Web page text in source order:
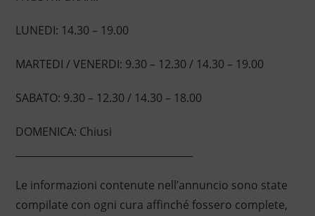
LUNEDI: 14.30 – 19.00
MARTEDI / VENERDI: 9.30 – 12.30 / 14.30 – 19.00
SABATO: 9.30 – 12.30 / 14.30 – 18.00
DOMENICA: Chiusi
Le informazioni contenute nell’annuncio sono state
compilate con ogni cura affinché fossero complete,